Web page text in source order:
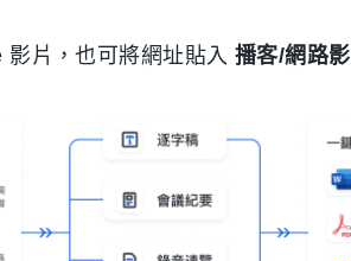
影片，也可將網址貼入播客/網路